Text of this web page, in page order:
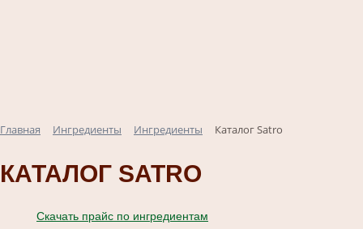
Главная Ингредиенты Ингредиенты Каталог Satro
КАТАЛОГ SATRO
Скачать прайс по ингредиентам